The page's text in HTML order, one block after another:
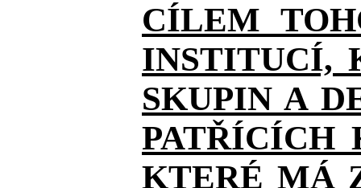
CÍLEM
INSTITUCÍ,
SKUPIN A
PATŘÍCÍCH
KTERÉ MÁ